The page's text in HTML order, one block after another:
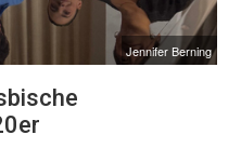
Jennifer Berning